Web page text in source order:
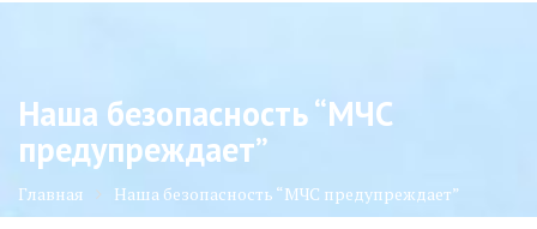
КЛИНИЧЕСКИЙ ОНКОЛОГИЧЕСКИЙ
ЦЕНТР"
Наша безопасность “МЧС
предупреждает”
Главная Наша безопасность “МЧС предупреждает”